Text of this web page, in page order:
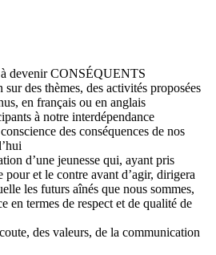
à devenir CONSÉQUENTS
des thèmes, des activités proposées
en français ou en anglais
à notre interdépendance
des conséquences de nos
d’une jeunesse qui, ayant pris
pour et le contre avant d’agir, dirigera
les futurs aînés que nous sommes,
en termes de respect et de qualité de
des valeurs, de la communication